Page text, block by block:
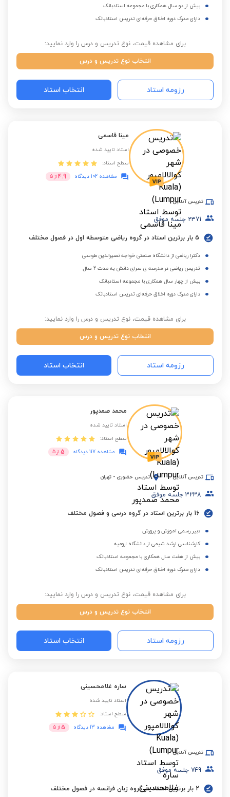
بیش از دو سال همکاری با مجموعه استادبانک
دارای مدرک دوره اخلاق حرفه‌ای تدریس استادبانک
برای مشاهده قیمت، نوع تدریس و درس را وارد نمایید:
انتخاب نوع تدریس و درس
رزومه استاد انتخاب استاد
مینا قاسمی
استاد تایید شده
سطح استاد:
مشاهده 102 دیدگاه
4.9 از 5
تدریس آنلاین
2371 جلسه موفق
5 بار برترین استاد در گروه ریاضی متوسطه اول در فصول مختلف
دکترا ریاضی از دانشگاه صنعتی خواجه نصیرالدین طوسی
تدریس ریاضی در مدرسه ی سرای دانش به مدت 2 سال
بیش از چهار سال همکاری با مجموعه استادبانک
دارای مدرک دوره اخلاق حرفه‌ای تدریس استادبانک
برای مشاهده قیمت، نوع تدریس و درس را وارد نمایید:
انتخاب نوع تدریس و درس
رزومه استاد انتخاب استاد
محمد صمدپور
استاد تایید شده
سطح استاد:
مشاهده 117 دیدگاه
5 از 5
تدریس آنلاین تدریس حضوری - تهران
3238 جلسه موفق
16 بار برترین استاد در گروه درسی و فصول مختلف
دبیر رسمی آموزش و پرورش
کارشناسی ارشد شیمی از دانشگاه ارومیه
بیش از هفت سال همکاری با مجموعه استادبانک
دارای مدرک دوره اخلاق حرفه‌ای تدریس استادبانک
برای مشاهده قیمت، نوع تدریس و درس را وارد نمایید:
انتخاب نوع تدریس و درس
رزومه استاد انتخاب استاد
ساره غلامحسینی
استاد تایید شده
سطح استاد:
مشاهده 13 دیدگاه
5 از 5
تدریس آنلاین
749 جلسه موفق
2 بار برترین استاد در گروه زبان فرانسه در فصول مختلف